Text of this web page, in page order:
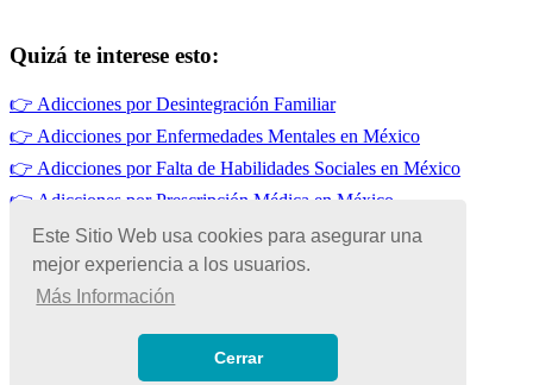
Este Sitio Web usa cookies para asegurar una
mejor experiencia a los usuarios.
Más Información
Cerrar
Quizá te interese esto:
👉 Adicciones por Desintegración Familiar
👉 Adicciones por Enfermedades Mentales en México
👉 Adicciones por Falta de Habilidades Sociales en México
👉 Adicciones por Prescripción Médica en México
👉Adicciones por Alivio del Estrés
👉Adicciones por Influencias Familiares en México
© Copyright 2026 | Todos los Derechos Reservados